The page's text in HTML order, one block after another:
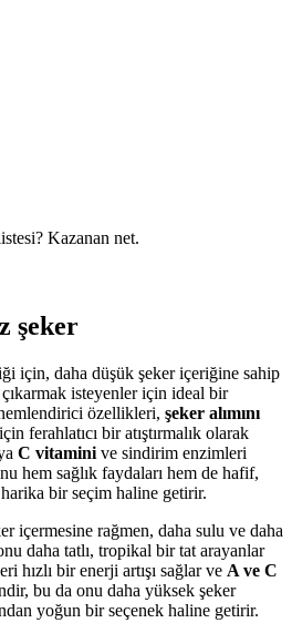
Kazanan net.
şeker
için, daha düşük şeker içeriğine sahip
isteyenler için ideal bir
özellikleri, şeker alımını
ferahlatıcı bir atıştırmalık olarak
C vitamini ve sindirim enzimleri
hem sağlık faydaları hem de hafif,
bir seçim haline getirir.
içermesine rağmen, daha sulu ve daha
daha tatlı, tropikal bir tat arayanlar
hızlı bir enerji artışı sağlar ve A ve C
bu da onu daha yüksek şeker
yoğun bir seçenek haline getirir.